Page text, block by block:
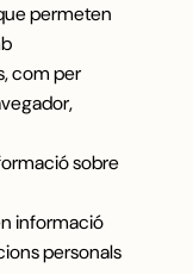
permeten
com per
sobre
informació
personals